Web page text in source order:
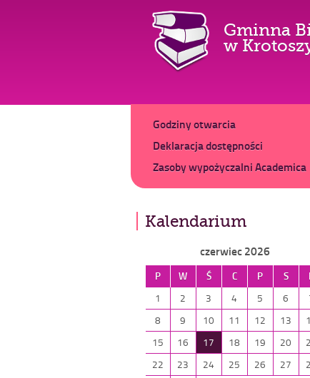
Gminna
w
Godziny otwarcia
Deklaracja dostępności
Zasoby wypożyczalni Academica
Kalendarium
czerwiec 2026
P W Ś C P S
1
2 3 4 5 6
8
9 10 11 12 13
15
16 17 18 19 20
22
23 24 25 26 27